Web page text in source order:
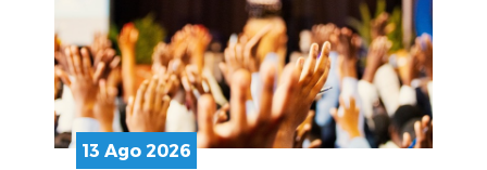
13 Ago 2026